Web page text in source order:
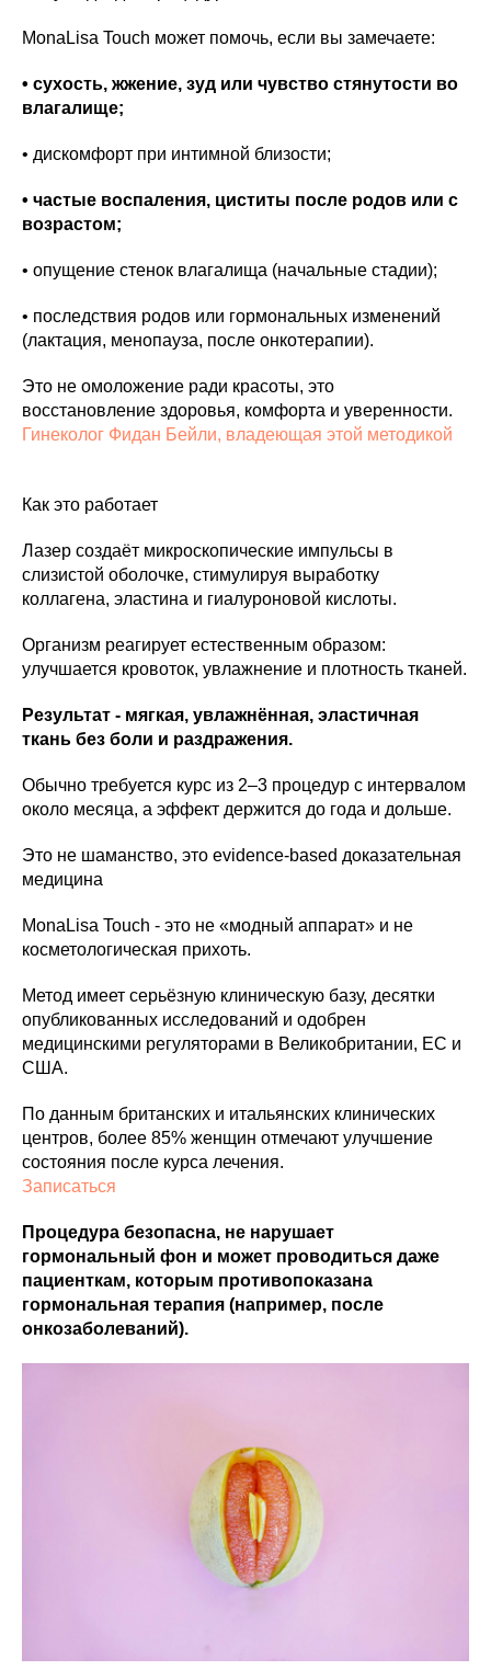
MonaLisa Touch может помочь, если вы замечаете:
• сухость, жжение, зуд или чувство стянутости во
влагалище;
• дискомфорт при интимной близости;
• частые воспаления, циститы после родов или с
возрастом;
• опущение стенок влагалища (начальные стадии);
• последствия родов или гормональных изменений
(лактация, менопауза, после онкотерапии).
Это не омоложение ради красоты, это
восстановление здоровья, комфорта и уверенности.
Гинеколог Фидан Бейли, владеющая этой методикой
Как это работает
Лазер создаёт микроскопические импульсы в
слизистой оболочке, стимулируя выработку
коллагена, эластина и гиалуроновой кислоты.
Организм реагирует естественным образом:
улучшается кровоток, увлажнение и плотность тканей.
Результат - мягкая, увлажнённая, эластичная
ткань без боли и раздражения.
Обычно требуется курс из 2–3 процедур с интервалом
около месяца, а эффект держится до года и дольше.
Это не шаманство, это evidence-based доказательная
медицина
MonaLisa Touch - это не «модный аппарат» и не
косметологическая прихоть.
Метод имеет серьёзную клиническую базу, десятки
опубликованных исследований и одобрен
медицинскими регуляторами в Великобритании, ЕС и
США.
По данным британских и итальянских клинических
центров, более 85% женщин отмечают улучшение
состояния после курса лечения.
Записаться
Процедура безопасна, не нарушает
гормональный фон и может проводиться даже
пациенткам, которым противопоказана
гормональная терапия (например, после
онкозаболеваний).